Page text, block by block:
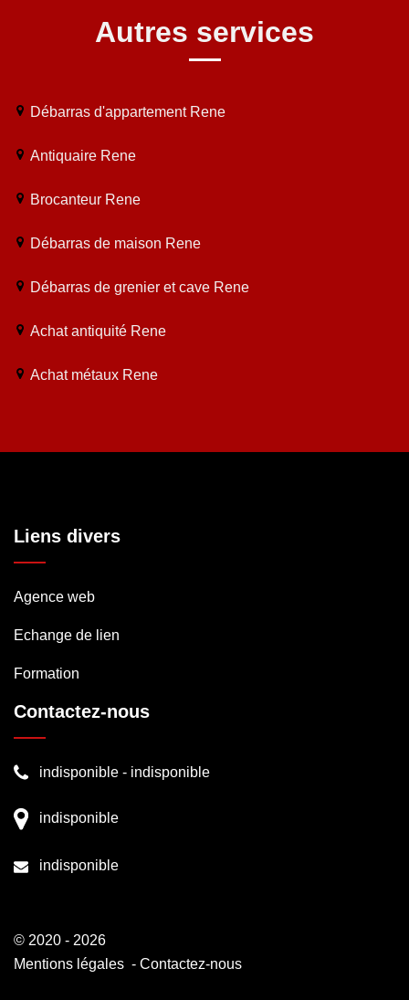
Autres services
Débarras d'appartement Rene
Antiquaire Rene
Brocanteur Rene
Débarras de maison Rene
Débarras de grenier et cave Rene
Achat antiquité Rene
Achat métaux Rene
Liens divers
Agence web
Echange de lien
Formation
Contactez-nous
indisponible - indisponible
indisponible
indisponible
© 2020 - 2026
Mentions légales - Contactez-nous